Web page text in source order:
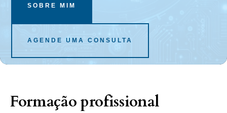
SOBRE MIM
AGENDE UMA CONSULTA
Formação profissional